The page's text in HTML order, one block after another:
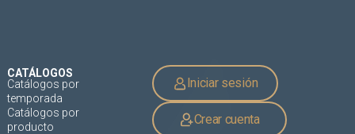
CATÁLOGOS
Catálogos por
temporada
Catálogos por
producto
Iniciar sesión
Crear cuenta